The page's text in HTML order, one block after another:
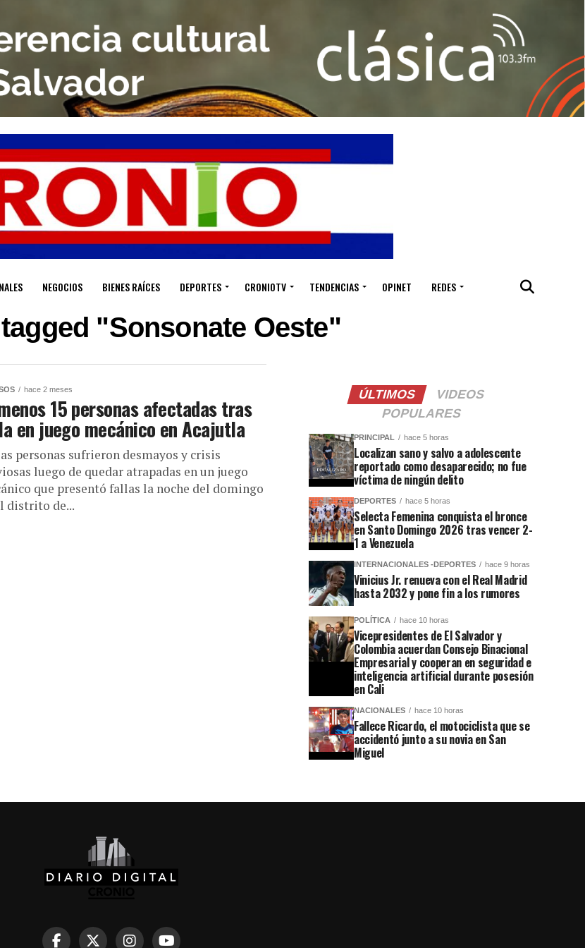
NEGOCIOS BIENES RAÍCES DEPORTES CRONIOTV TENDENCIAS OPINET REDES
"Sonsonate Oeste"
hace 2 meses
15 personas afectadas tras
en juego mecánico en Acajutla
personas sufrieron desmayos y crisis
luego de quedar atrapadas en un juego
que presentó fallas la noche del domingo
distrito de...
ÚLTIMOS
VIDEOS
POPULARES
PRINCIPAL hace 5 horas
Localizan sano y salvo a adolescente
reportado como desaparecido; no fue
víctima de ningún delito
DEPORTES hace 5 horas
Selecta Femenina conquista el bronce
en Santo Domingo 2026 tras vencer 2-
1 a Venezuela
INTERNACIONALES -DEPORTES hace 9 horas
Vinicius Jr. renueva con el Real Madrid
hasta 2032 y pone fin a los rumores
POLÍTICA hace 10 horas
Vicepresidentes de El Salvador y
Colombia acuerdan Consejo Binacional
Empresarial y cooperan en seguridad e
inteligencia artificial durante posesión
en Cali
NACIONALES hace 10 horas
Fallece Ricardo, el motociclista que se
accidentó junto a su novia en San
Miguel